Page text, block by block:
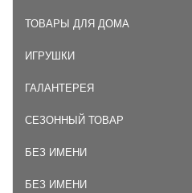
ТОВАРЫ ДЛЯ ДОМА
ИГРУШКИ
ГАЛАНТЕРЕЯ
СЕЗОННЫЙ ТОВАР
БЕЗ ИМЕНИ
БЕЗ ИМЕНИ